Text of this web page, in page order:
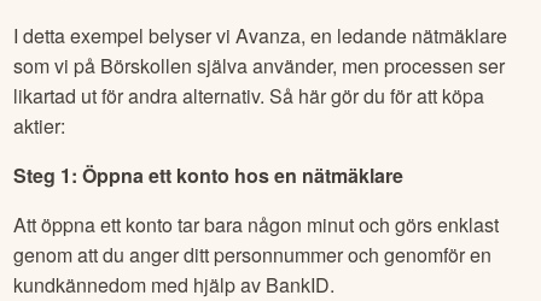
I detta exempel belyser vi Avanza, en ledande nätmäklare
som vi på Börskollen själva använder, men processen ser
likartad ut för andra alternativ. Så här gör du för att köpa
aktier:
Steg 1: Öppna ett konto hos en nätmäklare
Att öppna ett konto tar bara någon minut och görs enklast
genom att du anger ditt personnummer och genomför en
kundkännedom med hjälp av BankID.